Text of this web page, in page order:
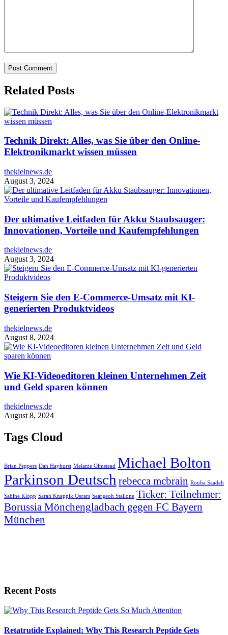
Related Posts
Technik Direkt: Alles, was Sie über den Online-
Elektronikmarkt wissen müssen
thekielnews.de
August 3, 2024
Der ultimative Leitfaden für Akku Staubsauger:
Innovationen, Vorteile und Kaufempfehlungen
thekielnews.de
August 3, 2024
Steigern Sie den E-Commerce-Umsatz mit KI-
generierten Produktvideos
thekielnews.de
August 8, 2024
Wie KI-Videoeditoren kleinen Unternehmen Zeit
und Geld sparen können
thekielnews.de
August 8, 2024
Tags Cloud
Brian Peppers Dan Hayhurst Melanie Olmstead Michael Bolton
Parkinson Deutsch rebecca mcbrain Rouba Saadeh
Sabine Klopp Sarah Knappik Oscars Seargeoh Stallone Ticker: Teilnehmer:
Borussia Mönchengladbach gegen FC Bayern
München
Recent Posts
Retatrutide Explained: Why This Research Peptide Gets